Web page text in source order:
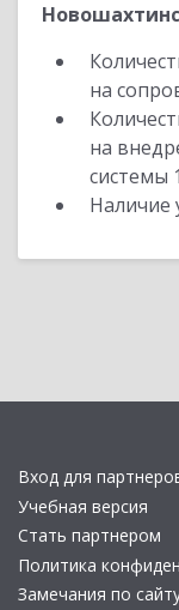
на
на
системы
Наличие
Вход для
Учебная версия
Стать партнером
Политика
Замечания по